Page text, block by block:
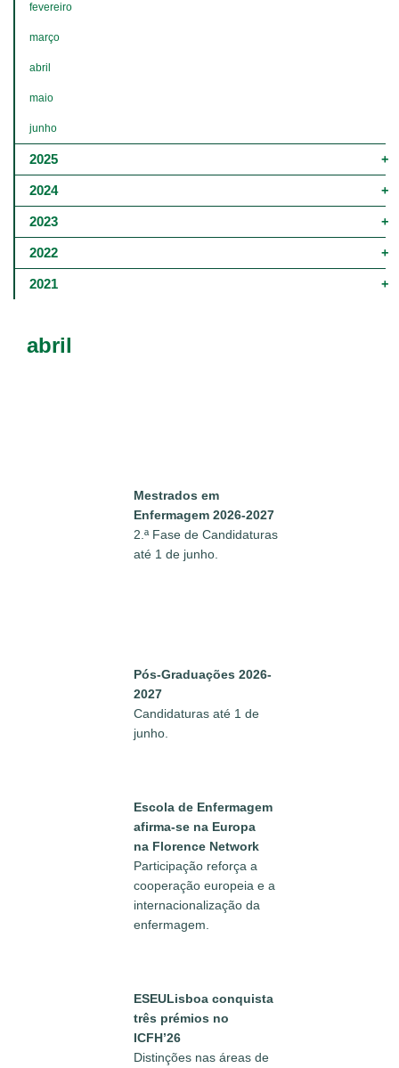
abril
Mestrados em
Enfermagem 2026-2027
2.ª Fase de Candidaturas
até 1 de junho.
Pós-Graduações 2026-
2027
Candidaturas até 1 de
junho.
Escola de Enfermagem
afirma-se na Europa
na Florence Network
Participação reforça a
cooperação europeia e a
internacionalização da
enfermagem.
ESEULisboa conquista
três prémios no
ICFH’26
Distinções nas áreas de
fevereiro
março
abril
maio
junho
2025
2024
2023
2022
2021